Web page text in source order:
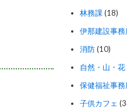
林務課 (18)
伊那建設事務
消防(10)
自然・山・花
保健福祉事務
子供カフェ